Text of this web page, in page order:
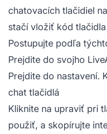
chatovacích tlačidiel
stačí vložiť kód
Postupujte podľa
Prejdite do svojho
Prejdite do nastavení.
chat tlačidlá
Kliknite na upraviť pri
použiť, a skopírujte